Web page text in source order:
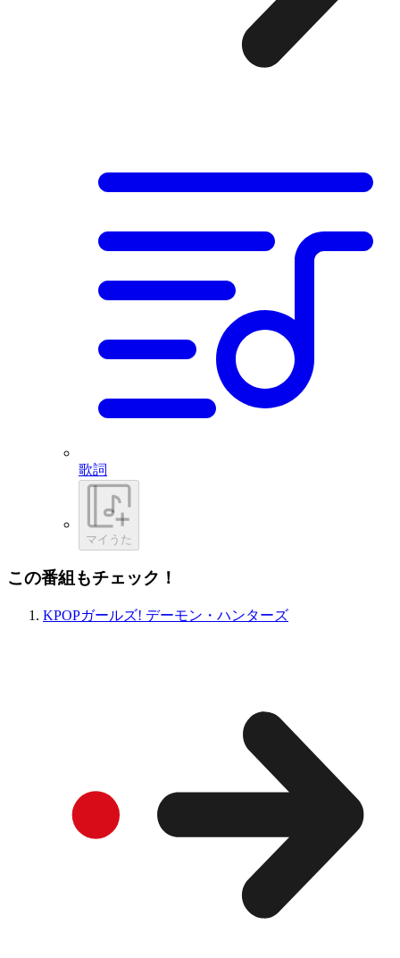
歌詞
マイうた
この番組もチェック！
KPOPガールズ! デーモン・ハンターズ